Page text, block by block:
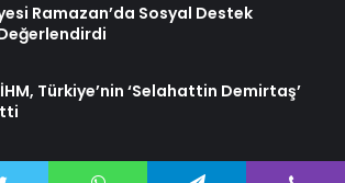
Ramazan’da Sosyal Destek
Türkiye’nin ‘Selahattin Demirtaş’